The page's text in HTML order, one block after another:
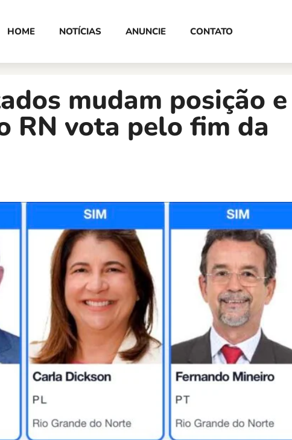
HOME NOTÍCIAS ANUNCIE CONTATO
mudam posição e
RN vota pelo fim da